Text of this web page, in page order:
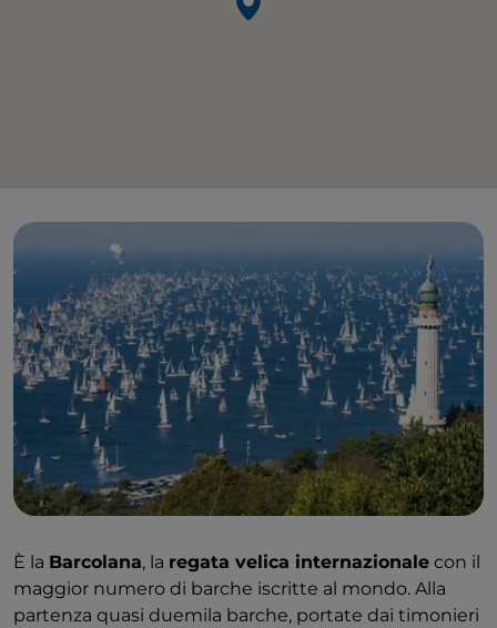
È la Barcolana, la regata velica internazionale con il
maggior numero di barche iscritte al mondo. Alla
partenza quasi duemila barche, portate dai timonieri